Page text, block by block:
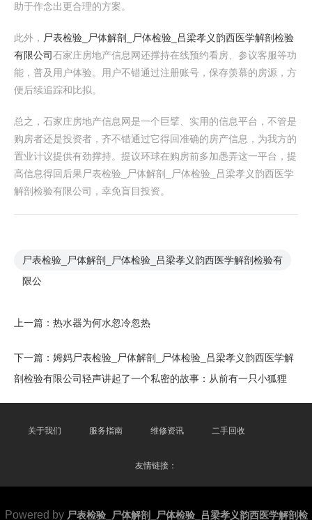
助于作念出更合理的方案。
此外， 尸表检验_尸体解剖_尸体检验_吕梁孝义韵西医学解剖检验
有限公司石家庄房地产信息网还撑持在线预约看房、参议客服等功
能，普及用户体验。用户不错通过注册账号，保存羡慕的房源，方
便后续追踪和比拟。
总之，石家庄房地产信息网是一个巨擘、实用的信息平台，不管是
购房者还是投资者，齐不错通过它得回准确的房产信息，为我方的
置业计议提供有劲撑持。提议环球在购房前多加愚弄这一平台，提
高信息得回后果尸表检验_尸体解剖_尸体检验_吕梁孝义韵西医学
解剖检验有限公司，幸免盲目投资。
尸表检验_尸体解剖_尸体检验_吕梁孝义韵西医学解剖检验有
限公
上一篇： 热水器为何水忽冷忽热
下一篇： 姆妈尸表检验_尸体解剖_尸体检验_吕梁孝义韵西医学解
剖检验有限公司轻声讲起了一个私密的故事：从前有一只小狐狸
关于我们 服务指南 维修资讯 二手回收
友情链接：
Powered by 尸表检验_尸体解剖_尸体检验_吕梁孝义韵西医学解剖检